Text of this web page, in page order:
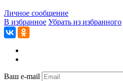
Личное сообщение
В избранное Убрать из избранного
Ваш e-mail